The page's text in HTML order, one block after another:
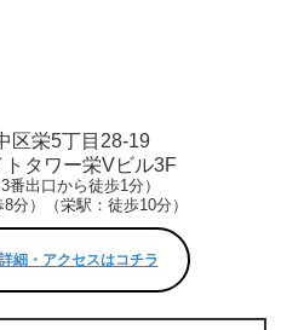
区栄5丁目28-19
タワー栄Vビル3F
番出口から徒歩1分）
8分）（栄駅：徒歩10分）
細・アクセスはコチラ